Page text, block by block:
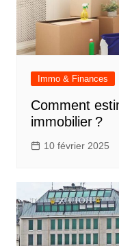
Immo & Finances
Comment
immobilier ?
10 février 2025